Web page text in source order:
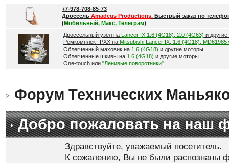
+7-978-708-85-73
Дроссель Amadeus Productions. Быстрый заказ по
(Мобильный, Макс, Телеграм)
Дроссельный узел на Lancer IX 1.6 (4G18), 2.0 (4G63) и
Ремкомплект РХХ на Mitsubishi Lancer IX, 1.6 (4G18),
Облегченный маховик на 1.6 (4G18) и другие моторы
Облегченные шкивы на 1.6 (4G18) и другие моторы
One-touch или "Ленивые поворотники"
Форум Технических
Добро пожаловать на наш
Здравствуйте, уважаемый посетитель.
К сожалению, Вы не были распознаны